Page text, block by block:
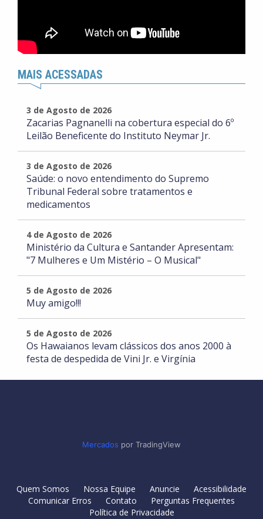
MAIS ACESSADAS
3 de Agosto de 2026
Zacarias Pagnanelli na cobertura especial do 6º
Leilão Beneficente do Instituto Neymar Jr.
3 de Agosto de 2026
Saúde: o novo entendimento do Supremo
Tribunal Federal sobre tratamentos e
medicamentos
4 de Agosto de 2026
Ministério da Cultura e Santander Apresentam:
"7 Mulheres e Um Mistério – O Musical"
5 de Agosto de 2026
Muy amigo!!!
5 de Agosto de 2026
Os Hawaianos levam clássicos dos anos 2000 à
festa de despedida de Vini Jr. e Virgínia
Mercados por TradingView
Quem Somos Nossa Equipe Anuncie
Acessibilidade
Comunicar Erros
Contato
Perguntas Frequentes
Política de Privacidade